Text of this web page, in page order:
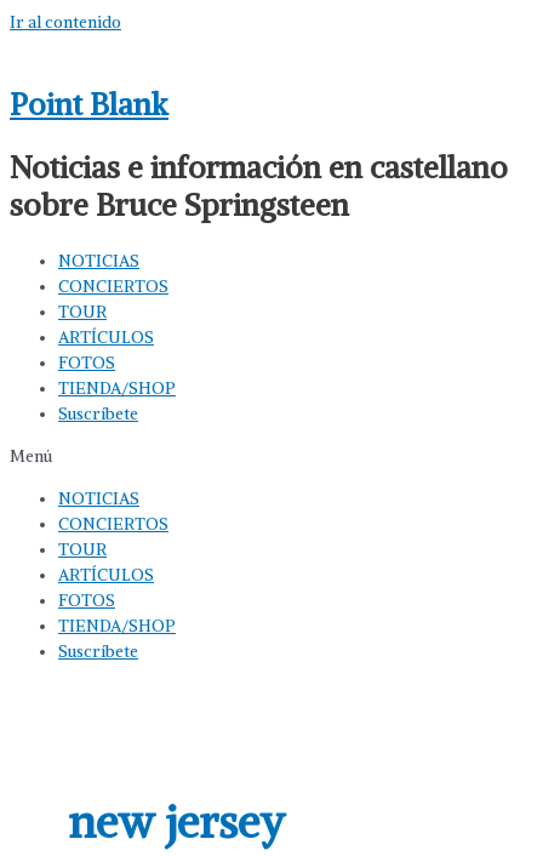
Ir al contenido
Point Blank
Noticias e información en castellano
sobre Bruce Springsteen
NOTICIAS
CONCIERTOS
TOUR
ARTÍCULOS
FOTOS
TIENDA/SHOP
Suscríbete
Menú
NOTICIAS
CONCIERTOS
TOUR
ARTÍCULOS
FOTOS
TIENDA/SHOP
Suscríbete
new jersey